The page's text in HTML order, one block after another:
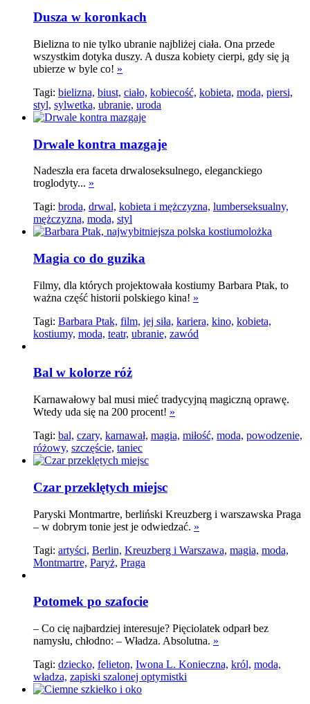
Dusza w koronkach
Bielizna to nie tylko ubranie najbliżej ciała. Ona przede
wszystkim dotyka duszy. A dusza kobiety cierpi, gdy się ją
ubierze w byle co! »
Tagi: bielizna, biust, ciało, kobiecość, kobieta, moda, piersi,
styl, sylwetka, ubranie, uroda
Drwale kontra mazgaje
Nadeszła era faceta drwaloseksulnego, eleganckiego
troglodyty... »
Tagi: broda, drwal, kobieta i mężczyzna, lumberseksualny,
mężczyzna, moda, styl
Magia co do guzika
Filmy, dla których projektowała kostiumy Barbara Ptak, to
ważna część historii polskiego kina! »
Tagi: Barbara Ptak, film, jej siła, kariera, kino, kobieta,
kostiumy, moda, teatr, ubranie, zawód
Bal w kolorze róż
Karnawałowy bal musi mieć tradycyjną magiczną oprawę.
Wtedy uda się na 200 procent! »
Tagi: bal, czary, karnawał, magia, miłość, moda, powodzenie,
różowy, szczęście, taniec
Czar przeklętych miejsc
Paryski Montmartre, berliński Kreuzberg i warszawska Praga
– w dobrym tonie jest je odwiedzać. »
Tagi: artyści, Berlin, Kreuzberg i Warszawa, magia, moda,
Montmartre, Paryż, Praga
Potomek po szafocie
– Co cię najbardziej interesuje? Pięciolatek odparł bez
namysłu, chłodno: – Władza. Absolutna. »
Tagi: dziecko, felieton, Iwona L. Konieczna, król, moda,
władza, zapiski szalonej optymistki